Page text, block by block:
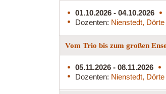
01.10.2026 - 04.10.2026
Dozenten: Nienstedt, Dörte
Vom Trio bis zum großen
05.11.2026 - 08.11.2026
Dozenten: Nienstedt, Dörte